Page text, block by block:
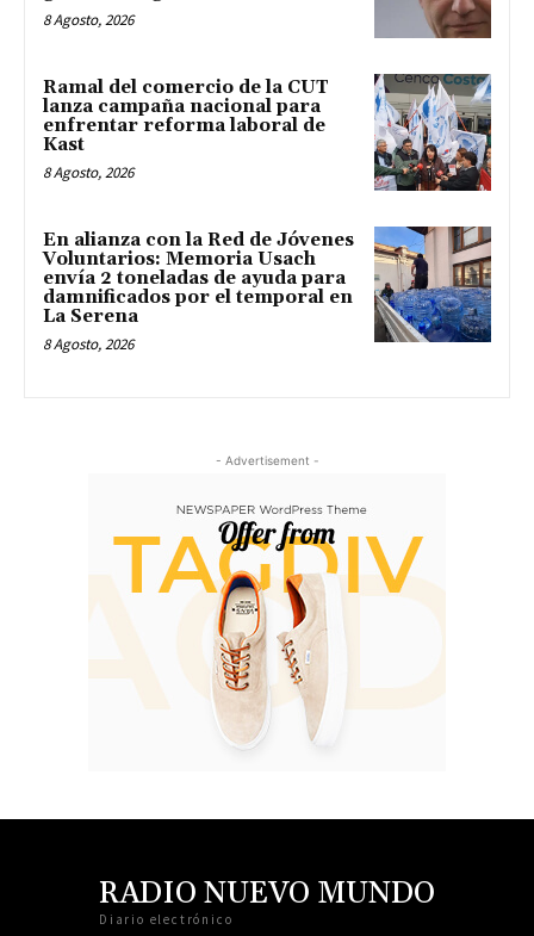
8 Agosto, 2026
Ramal del comercio de la CUT
lanza campaña nacional para
enfrentar reforma laboral de
Kast
8 Agosto, 2026
En alianza con la Red de Jóvenes
Voluntarios: Memoria Usach
envía 2 toneladas de ayuda para
damnificados por el temporal en
La Serena
8 Agosto, 2026
- Advertisement -
RADIO NUEVO MUNDO
Diario electrónico